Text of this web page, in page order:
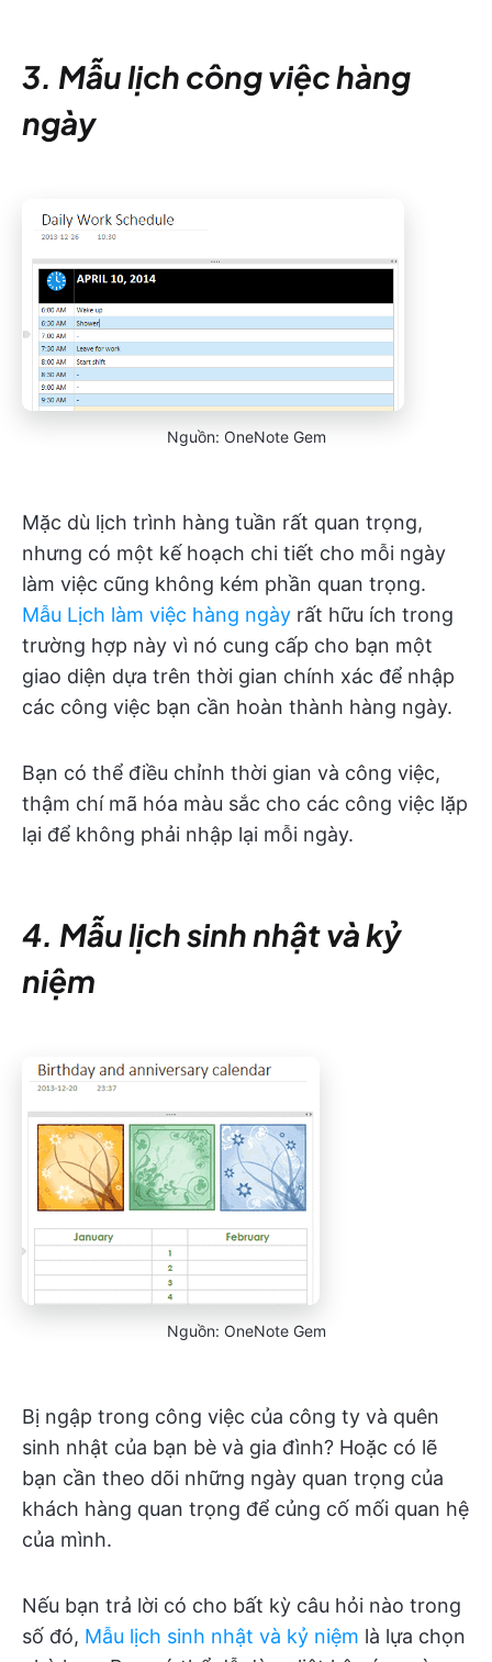
3. Mẫu lịch công việc hàng
ngày
Nguồn: OneNote Gem
Mặc dù lịch trình hàng tuần rất quan trọng,
nhưng có một kế hoạch chi tiết cho mỗi ngày
làm việc cũng không kém phần quan trọng.
Mẫu Lịch làm việc hàng ngày rất hữu ích trong
trường hợp này vì nó cung cấp cho bạn một
giao diện dựa trên thời gian chính xác để nhập
các công việc bạn cần hoàn thành hàng ngày.
Bạn có thể điều chỉnh thời gian và công việc,
thậm chí mã hóa màu sắc cho các công việc lặp
lại để không phải nhập lại mỗi ngày.
4. Mẫu lịch sinh nhật và kỷ
niệm
Nguồn: OneNote Gem
Bị ngập trong công việc của công ty và quên
sinh nhật của bạn bè và gia đình? Hoặc có lẽ
bạn cần theo dõi những ngày quan trọng của
khách hàng quan trọng để củng cố mối quan hệ
của mình.
Nếu bạn trả lời có cho bất kỳ câu hỏi nào trong
số đó, Mẫu lịch sinh nhật và kỷ niệm là lựa chọn